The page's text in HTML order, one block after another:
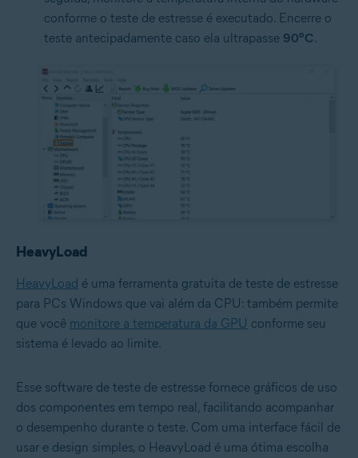
conforme o teste de estresse é executado. Encerre o
teste antecipadamente caso ela ultrapasse 90ºC.
HeavyLoad
HeavyLoad é uma ferramenta gratuita de teste de estresse
para PCs Windows que vai além da CPU: também permite
que você monitore a temperatura da GPU conforme seu
sistema é levado ao limite.
Esse software de teste de estresse fornece gráficos de uso
dos componentes em tempo real, facilitando acompanhar
o desempenho durante o teste. Com uma interface fácil de
usar e design simples, o HeavyLoad é uma ótima escolha